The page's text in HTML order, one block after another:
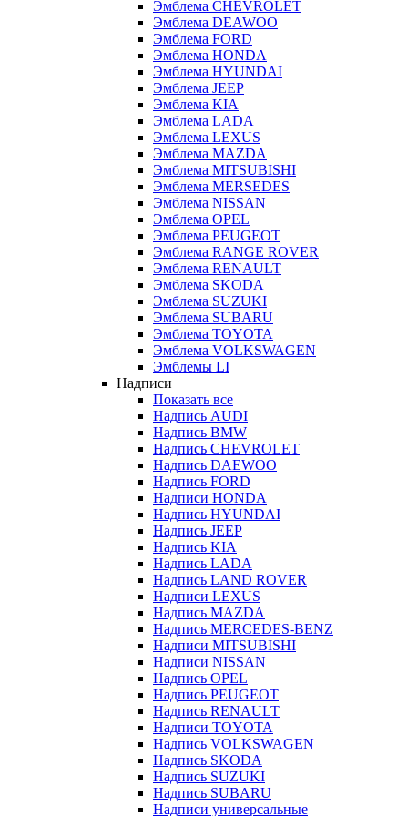
Эмблема CHEVROLET
Эмблема DEAWOO
Эмблема FORD
Эмблема HONDA
Эмблема HYUNDAI
Эмблема JEEP
Эмблема KIA
Эмблема LADA
Эмблема LEXUS
Эмблема MAZDA
Эмблема MITSUBISHI
Эмблема MERSEDES
Эмблема NISSAN
Эмблема OPEL
Эмблема PEUGEOT
Эмблема RANGE ROVER
Эмблема RENAULT
Эмблема SKODA
Эмблема SUZUKI
Эмблема SUBARU
Эмблема TOYOTA
Эмблема VOLKSWAGEN
Эмблемы LI
Надписи
Показать все
Надпись AUDI
Надпись BMW
Надпись CHEVROLET
Надпись DAEWOO
Надпись FORD
Надписи HONDA
Надпись HYUNDAI
Надпись JEEP
Надпись KIA
Надпись LADA
Надпись LAND ROVER
Надписи LEXUS
Надпись MAZDA
Надпись MERCEDES-BENZ
Надписи MITSUBISHI
Надписи NISSAN
Надпись OPEL
Надпись PEUGEOT
Надпись RENAULT
Надписи TOYOTA
Надпись VOLKSWAGEN
Надпись SKODA
Надпись SUZUKI
Надпись SUBARU
Надписи универсальные